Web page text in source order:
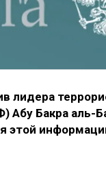
Абу Бакра аль-
этой